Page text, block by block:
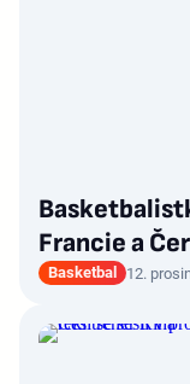
Francie a
Basketbal 12.